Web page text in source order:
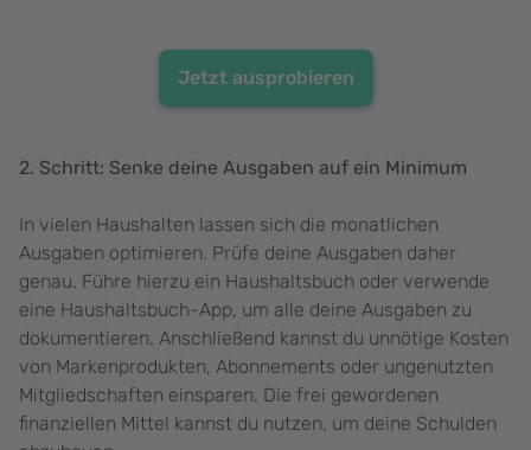
Jetzt ausprobieren
2. Schritt: Senke deine Ausgaben auf ein Minimum
In vielen Haushalten lassen sich die monatlichen
Ausgaben optimieren. Prüfe deine Ausgaben daher
genau. Führe hierzu ein Haushaltsbuch oder verwende
eine Haushaltsbuch-App, um alle deine Ausgaben zu
dokumentieren. Anschließend kannst du unnötige Kosten
von Markenprodukten, Abonnements oder ungenutzten
Mitgliedschaften einsparen. Die frei gewordenen
finanziellen Mittel kannst du nutzen, um deine Schulden